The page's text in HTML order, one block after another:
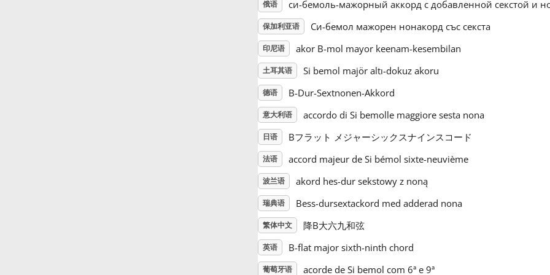
俄语 си-бемоль-мажорный аккорд с добавленной секстой и
保加利亚语 Си-бемол мажорен нонакорд със секста
印尼语 akor B-mol mayor keenam-kesembilan
土耳其语 Si bemol majör altı-dokuz akoru
德语 B-Dur-Sextnonen-Akkord
意大利语 accordo di Si bemolle maggiore sesta nona
日语 Bフラット メジャーシックスナインスコード
法语 accord majeur de Si bémol sixte-neuvième
波兰语 akord hes-dur sekstowy z noną
瑞典语 Bess-dursextackord med adderad nona
繁体中文 降B大六九和弦
英语 B-flat major sixth-ninth chord
葡萄牙语 acorde de Si bemol com 6ª e 9ª